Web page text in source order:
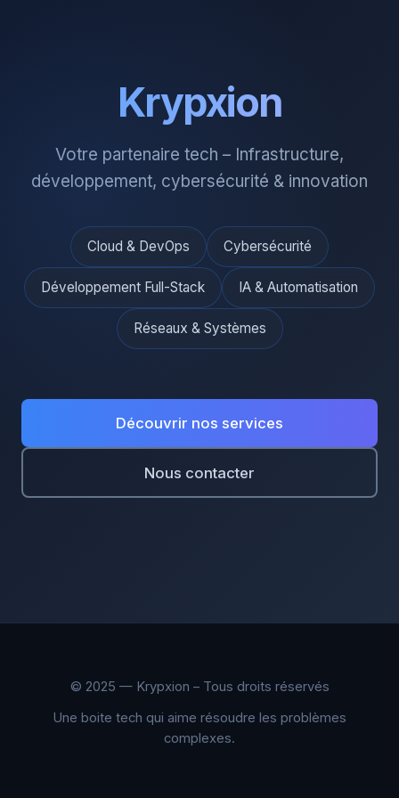
Krypxion
Votre partenaire tech – Infrastructure,
développement, cybersécurité & innovation
Cloud & DevOps Cybersécurité
Développement Full-Stack IA & Automatisation
Réseaux & Systèmes
Découvrir nos services
Nous contacter
© 2025 — Krypxion – Tous droits réservés
Une boite tech qui aime résoudre les problèmes
complexes.